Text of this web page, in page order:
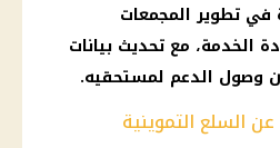
في تطوير المجمعات
الخدمة، مع تحديث بيانات
وصول الدعم لمستحقيه.
السلع التموينية